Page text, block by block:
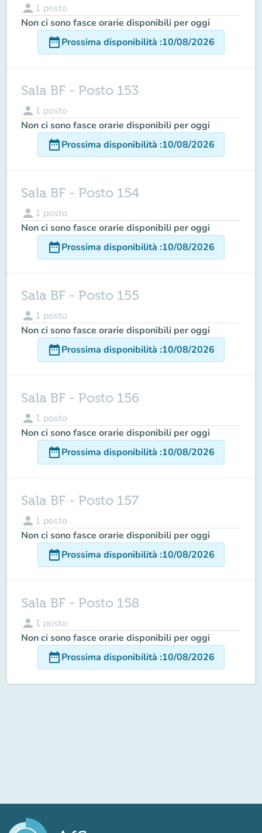
person 1 posto
Non ci sono fasce orarie disponibili per oggi
date_rangeProssima disponibilità :10/08/2026
Sala BF - Posto 153
person 1 posto
Non ci sono fasce orarie disponibili per oggi
date_rangeProssima disponibilità :10/08/2026
Sala BF - Posto 154
person 1 posto
Non ci sono fasce orarie disponibili per oggi
date_rangeProssima disponibilità :10/08/2026
Sala BF - Posto 155
person 1 posto
Non ci sono fasce orarie disponibili per oggi
date_rangeProssima disponibilità :10/08/2026
Sala BF - Posto 156
person 1 posto
Non ci sono fasce orarie disponibili per oggi
date_rangeProssima disponibilità :10/08/2026
Sala BF - Posto 157
person 1 posto
Non ci sono fasce orarie disponibili per oggi
date_rangeProssima disponibilità :10/08/2026
Sala BF - Posto 158
person 1 posto
Non ci sono fasce orarie disponibili per oggi
date_rangeProssima disponibilità :10/08/2026